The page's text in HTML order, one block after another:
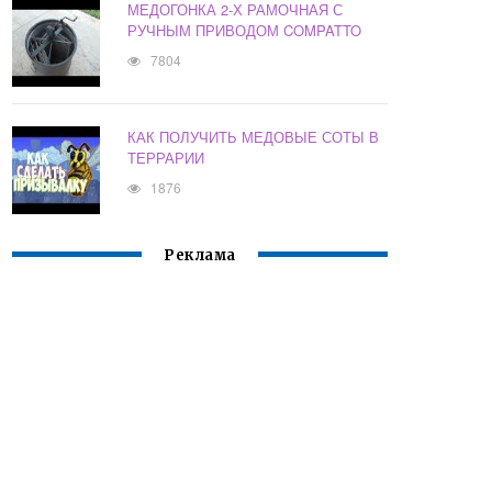
МЕДОГОНКА 2-Х РАМОЧНАЯ С
РУЧНЫМ ПРИВОДОМ COMPATTO
7804
КАК ПОЛУЧИТЬ МЕДОВЫЕ СОТЫ В
ТЕРРАРИИ
1876
Реклама